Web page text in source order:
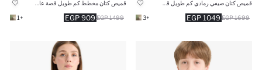
1049 EGP 1699 EGP
+3
909 EGP 1499 EGP
+1